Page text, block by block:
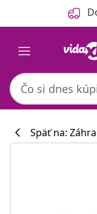
Predchádzajúce
Späť na: